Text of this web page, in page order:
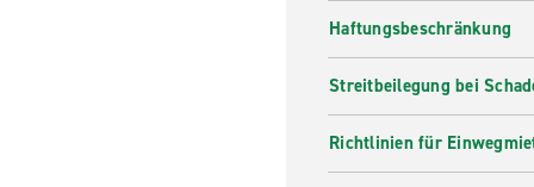
Haftungsbeschränkung
Streitbeilegung bei
Richtlinien für